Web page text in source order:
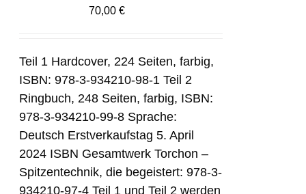
70,00€
Teil 1 Hardcover, 224 Seiten, farbig,
ISBN: 978-3-934210-98-1 Teil 2
Ringbuch, 248 Seiten, farbig, ISBN:
978-3-934210-99-8 Sprache:
Deutsch Erstverkaufstag 5. April
2024 ISBN Gesamtwerk Torchon –
Spitzentechnik, die begeistert: 978-3-
934210-97-4 Teil 1 und Teil 2 werden